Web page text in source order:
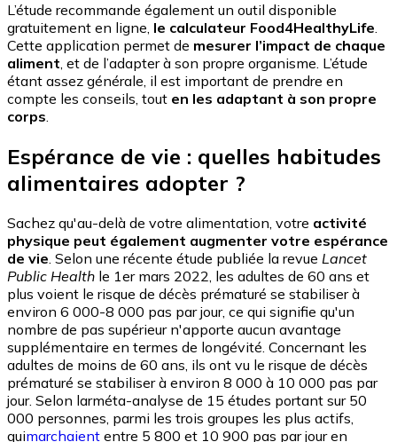
L’étude recommande également un outil disponible
gratuitement en ligne, le calculateur Food4HealthyLife.
Cette application permet de mesurer l’impact de chaque
aliment, et de l’adapter à son propre organisme. L’étude
étant assez générale, il est important de prendre en
compte les conseils, tout en les adaptant à son propre
corps.
Espérance de vie : quelles habitudes
alimentaires adopter ?
Sachez qu'au-delà de votre alimentation, votre activité
physique peut également augmenter votre espérance
de vie . Selon une récente étude publiée la revue Lancet
Public Health le 1er mars 2022, les adultes de 60 ans et
plus voient le risque de décès prématuré se stabiliser à
environ 6 000-8 000 pas par jour, ce qui signifie qu'un
nombre de pas supérieur n'apporte aucun avantage
supplémentaire en termes de longévité. Concernant les
adultes de moins de 60 ans, ils ont vu le risque de décès
prématuré se stabiliser à environ 8 000 à 10 000 pas par
jour. Selon larméta-analyse de 15 études portant sur 50
000 personnes, parmi les trois groupes les plus actifs,
quimarchaient entre 5 800 et 10 900 pas par jour en